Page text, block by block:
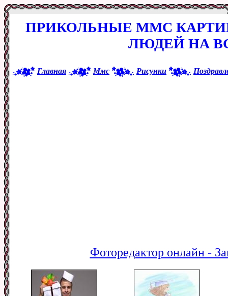
ПРИКОЛЬНЫЕ ММС
ЛЮДЕЙ НА
Главная Ммс Рисунки
Фоторедактор онлайн -